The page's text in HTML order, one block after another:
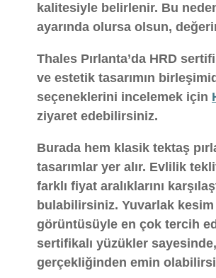
kalitesiyle belirlenir. Bu
ayarında olursa olsun,
Thales Pırlanta’da HRD
ve estetik tasarımın
seçeneklerini incelemek için
ziyaret edebilirsiniz.
Burada hem klasik tektaş
tasarımlar yer alır. Evlilik
farklı fiyat aralıklarını
bulabilirsiniz. Yuvarlak
görüntüsüyle en çok tercih
sertifikalı yüzükler sayesinde,
gerçekliğinden emin